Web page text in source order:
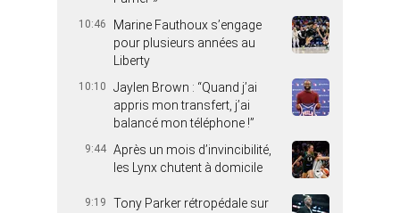
10:46
Marine Fauthoux s’engage
pour plusieurs années au
Liberty
10:10
Jaylen Brown : “Quand j’ai
appris mon transfert, j’ai
balancé mon téléphone !”
9:44 Après un mois d’invincibilité,
les Lynx chutent à domicile
9:19
Tony Parker rétropédale sur